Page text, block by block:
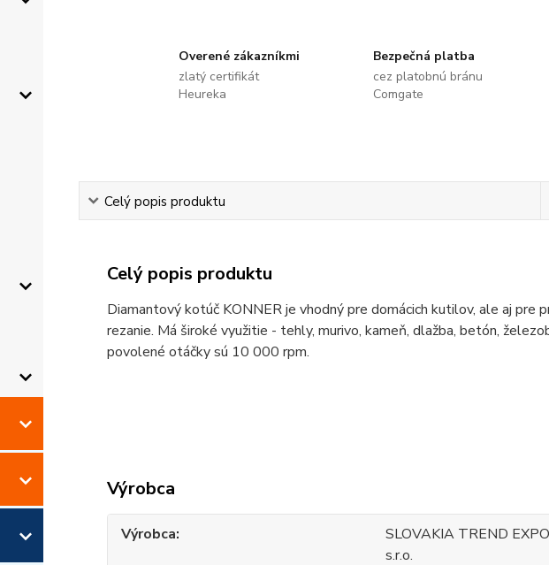
Overené zákazníkmi
zlatý certifikát
Heureka
Bezpečná platba
cez platobnú bránu
Comgate
Celý popis produktu
Celý popis produktu
Diamantový kotúč KONNER je vhodný pre domácich kutilov, ale aj pre
rezanie. Má široké využitie - tehly, murivo, kameň, dlažba, betón,
povolené otáčky sú 10 000 rpm.
Výrobca
Výrobca
SLOVAKIA TREND
s.r.o.